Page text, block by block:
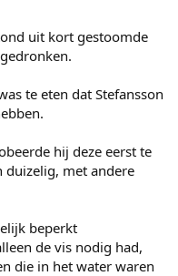
uit kort gestoomde
te eten dat Stefansson
hij deze eerst te
duizelig, met andere
beperkt
de vis nodig had,
die in het water waren